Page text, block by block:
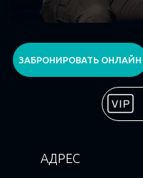
ЗАБРОНИРОВАТЬ ОНЛАЙН
АДРЕС